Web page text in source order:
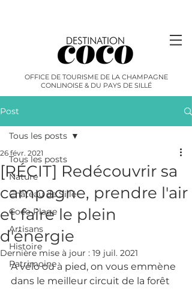
OFFICE DE TOURISME DE LA CHAMPAGNE
CONLINOISE & DU PAYS DE SILLÉ
Post
Tous les posts
Nature
Château de Sillé
Coco Plage
Artisans
Histoire
Patrimoine
Tous les posts
[RÉCIT] Redécouvrir sa
campagne, prendre l'air
et faire le plein
d'énergie
26 févr. 2021
Dernière mise à jour : 19 juil. 2021
À vélo ou à pied, on vous emmène
dans le meilleur circuit de la forêt